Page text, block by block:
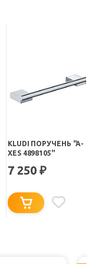
KLUDI ПОРУЧЕНЬ "A-
XES 4898105"
7 250 ₽